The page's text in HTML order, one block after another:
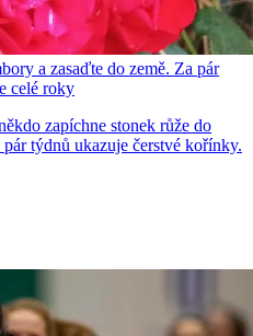
a zasaďte do země. Za pár
celé roky
zapíchne stonek růže do
týdnů ukazuje čerstvé kořínky.